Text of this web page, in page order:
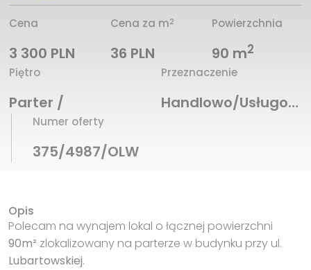
Cena
3 300 PLN
Cena za m2
36 PLN
Powierzchnia
90 m2
Piętro
Parter /
Przeznaczenie
Handlowo/Usługowe
Numer oferty
375/4987/OLW
Opis
Polecam na wynajem lokal o łącznej powierzchni
90m² zlokalizowany na parterze w budynku przy ul.
Lubartowskiej.